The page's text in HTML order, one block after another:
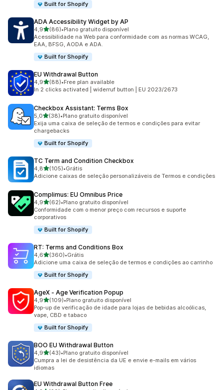
Built for Shopify
ADA Accessibility Widget by AP
4,9de 5 estrelas
(86)
86 avaliações ao todo
•Plano gratuito disponível
Acessibilidade na Web para conformidade com as normas WCAG,
EAA, BFSG, AODA e ADA.
Built for Shopify
EU Withdrawal Button
4,9de 5 estrelas
(88)
88 avaliações ao todo
•Free plan available
In 2 clicks activated | widerruf button | EU 2023/2673
Checkbox Assistant: Terms Box
5,0de 5 estrelas
(38)
38 avaliações ao todo
•Plano gratuito disponível
Exija uma caixa de seleção de termos e condições para evitar
chargebacks
Built for Shopify
TC Term and Condition Checkbox
4,8de 5 estrelas
(105)
105 avaliações ao todo
•Grátis
Adicione caixas de seleção personalizáveis de Termos e condições
Complimus: EU Omnibus Price
4,9de 5 estrelas
(62)
62 avaliações ao todo
•Plano gratuito disponível
Conformidade com o menor preço com recursos e suporte
corporativos
Built for Shopify
RT: Terms and Conditions Box
4,6de 5 estrelas
(360)
360 avaliações ao todo
•Grátis
Adicione uma caixa de seleção de termos e condições ao carrinho
Built for Shopify
AgeX ‑ Age Verification Popup
4,9de 5 estrelas
(109)
109 avaliações ao todo
•Plano gratuito disponível
Pop-up de verificação de idade para lojas de bebidas alcoólicas,
vape, CBD e tabaco
Built for Shopify
BOO EU Withdrawal Button
4,9de 5 estrelas
(43)
43 avaliações ao todo
•Plano gratuito disponível
Cumpra a lei de desistência da UE e envie e-mails em vários
idiomas
EU Withdrawal Button Free